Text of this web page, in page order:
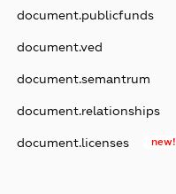
document.publicfunds
document.ved
document.semantrum
document.relationships
document.licenses new!